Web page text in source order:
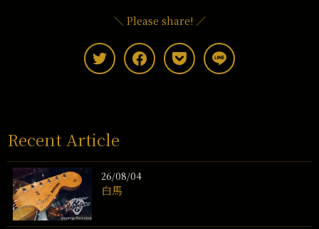
＼ Please share! ／
Recent Article
26/08/04
白馬